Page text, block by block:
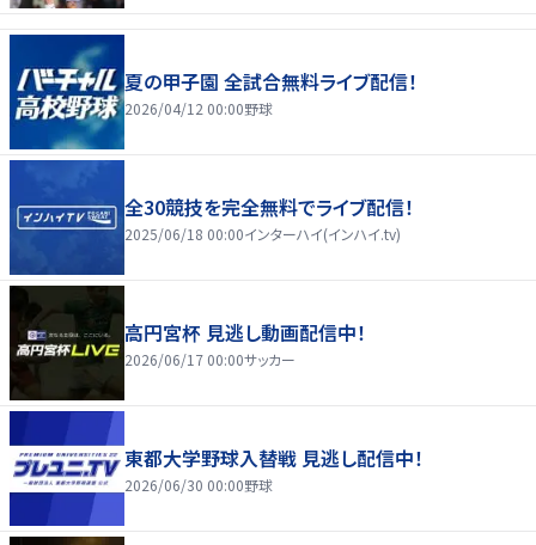
夏の甲子園 全試合無料ライブ配信！
2026/04/12 00:00野球
全30競技を完全無料でライブ配信！
2025/06/18 00:00インターハイ(インハイ.tv)
高円宮杯 見逃し動画配信中！
2026/06/17 00:00サッカー
東都大学野球入替戦 見逃し配信中！
2026/06/30 00:00野球